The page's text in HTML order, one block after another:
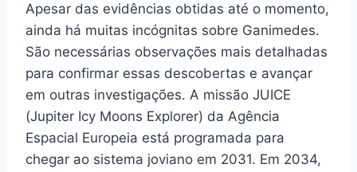
Apesar das evidências obtidas até o momento,
ainda há muitas incógnitas sobre Ganimedes.
São necessárias observações mais detalhadas
para confirmar essas descobertas e avançar
em outras investigações. A missão JUICE
(Jupiter Icy Moons Explorer) da Agência
Espacial Europeia está programada para
chegar ao sistema joviano em 2031. Em 2034,